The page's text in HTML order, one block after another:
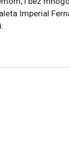
Imperial